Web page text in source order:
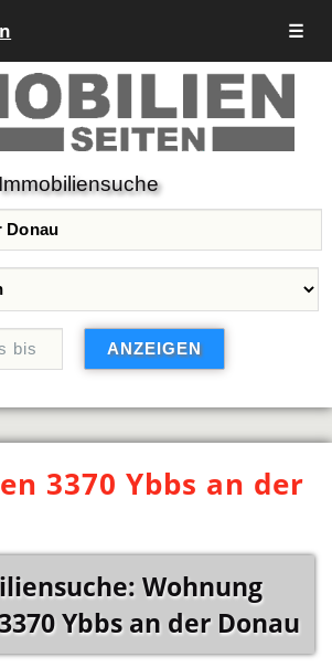
☰
Immobiliensuche
3370 Ybbs an der
Wohnung
Ybbs an der Donau